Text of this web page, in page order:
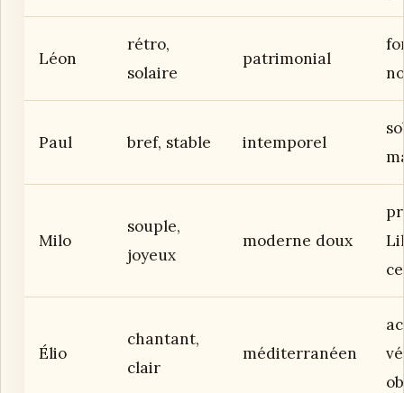
Léon
rétro,
solaire
patrimonial
Paul bref, stable intemporel
Milo
souple,
joyeux
moderne doux
Élio
chantant,
clair
méditerranéen